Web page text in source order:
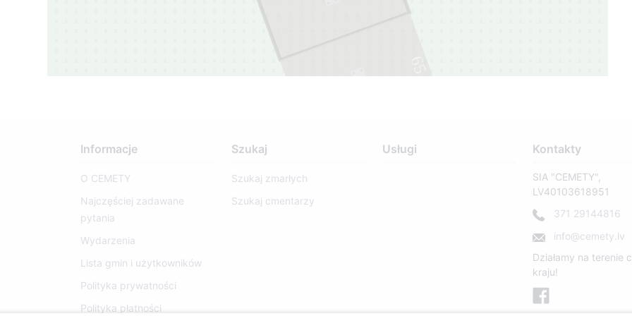
Informacje
O CEMETY
Najczęściej zadawane
pytania
Wydarzenia
Lista gmin i użytkowników
Polityka prywatności
Polityka płatności
Szukaj
Szukaj zmarłych
Szukaj cmentarzy
Usługi Kontakty
SIA "CEMETY",
LV40103618951
371 29144816
info@cemety.lv
Działamy na terenie
kraju!